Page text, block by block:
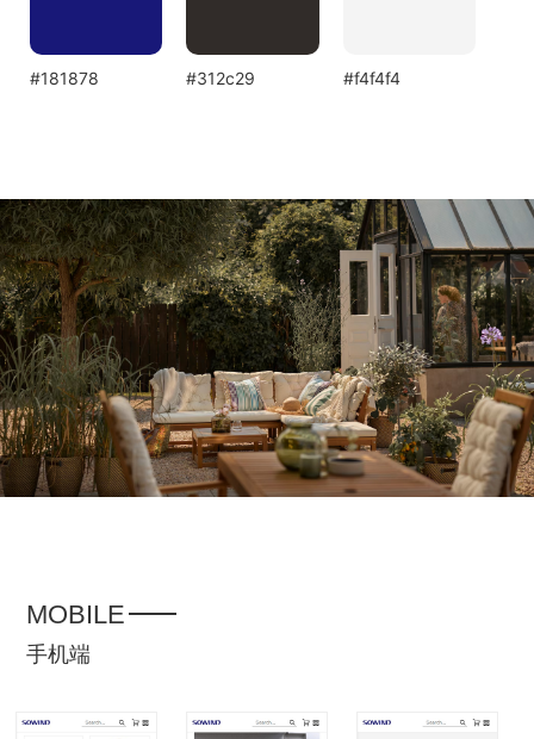
#181878 #312c29 #f4f4f4
MOBILE
手机端